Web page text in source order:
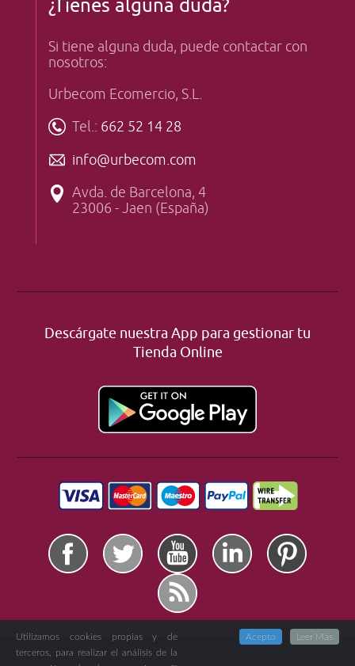
¿Tienes alguna duda?
Si tiene alguna duda, puede contactar con
nosotros:
Urbecom Ecomercio, S.L.
Tel.: 662 52 14 28
info@urbecom.com
Avda. de Barcelona, 4
23006 - Jaen (España)
Descárgate nuestra App para gestionar tu
Tienda Online
Utilizamos cookies propias y de
terceros, para realizar el análisis de la
Acepto Leer Más